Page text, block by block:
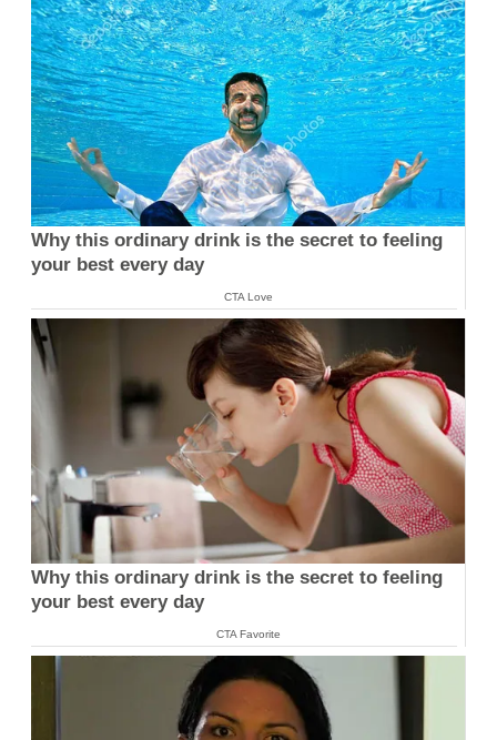
Why this ordinary drink is the secret to feeling
your best every day
CTA Love
Why this ordinary drink is the secret to feeling
your best every day
CTA Favorite